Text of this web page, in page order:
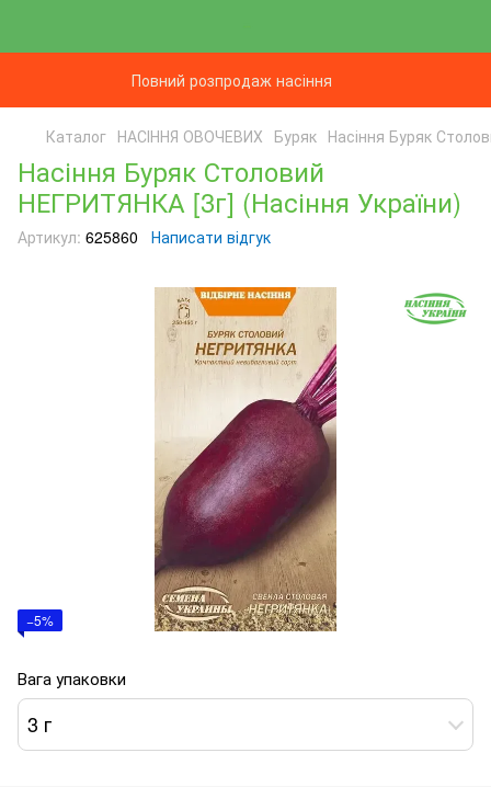
Повний розпродаж насіння
Каталог НАСІННЯ ОВОЧЕВИХ Буряк Насіння Буряк
Насіння Буряк Столовий
НЕГРИТЯНКА [3г] (Насіння України)
Артикул: 625860 Написати відгук
−5%
Вага упаковки
3 г